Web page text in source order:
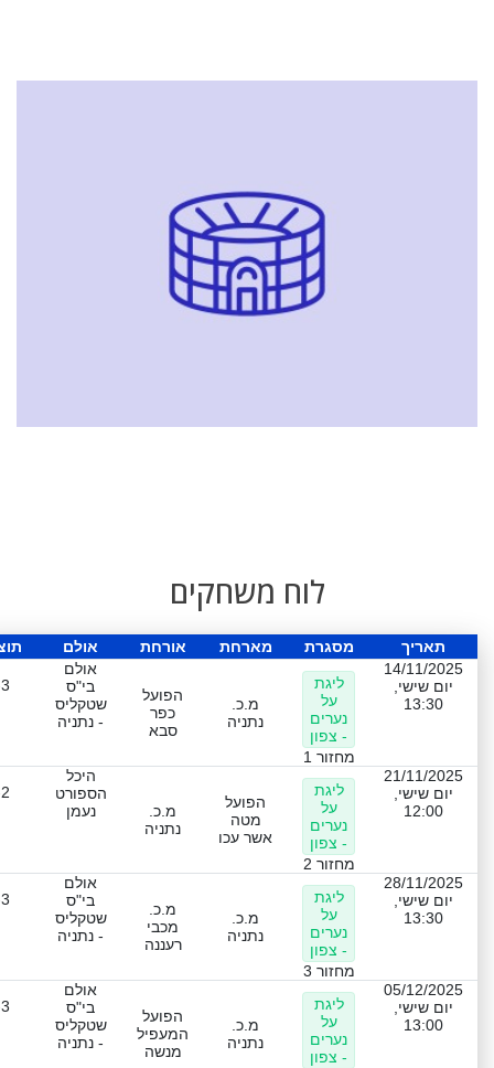
לוח משחקים
תאריך מסגרת מארחת אורחת אולם
14/11/2025
יום שישי,
13:30
ליגת
על
נערים
- צפון
מחזור 1
מ.כ.
נתניה
הפועל
כפר
סבא
אולם
בי"ס
שטקליס
- נתניה
21/11/2025
יום שישי,
12:00
ליגת
על
נערים
- צפון
מחזור 2
הפועל
מטה
אשר עכו
מ.כ.
נתניה
היכל
הספורט
נעמן
28/11/2025
יום שישי,
13:30
ליגת
על
נערים
- צפון
מחזור 3
מ.כ.
נתניה
מ.כ.
מכבי
רעננה
אולם
בי"ס
שטקליס
- נתניה
05/12/2025
יום שישי,
13:00
ליגת
על
נערים
- צפון
מ.כ.
נתניה
הפועל
המעפיל
מנשה
אולם
בי"ס
שטקליס
- נתניה